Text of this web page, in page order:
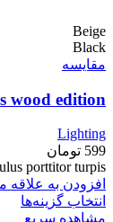
Beige
Black
مقایسه
wood edition
Lighting
599 تومان
porttitor turpis.
افزودن به علاقه
انتخاب گزینه‌ها
مشاهده سریع